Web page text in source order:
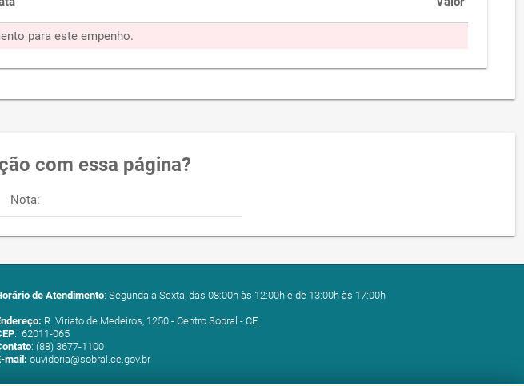
para este empenho.
com essa página?
Nota:
de Atendimento: Segunda a Sexta, das 08:00h às 12:00h e de 13:00h às 17:00h
R. Viriato de Medeiros, 1250 - Centro Sobral - CE
.: 62011-065
: (88) 3677-1100
mail: ouvidoria@sobral.ce.gov.br